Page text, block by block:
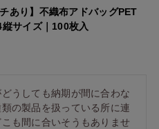
あり】不織布アドバッグPET
サイズ｜100枚入
うしても納期が間に合わな
の製品を扱っている所に連
も間に合いそうもありませ